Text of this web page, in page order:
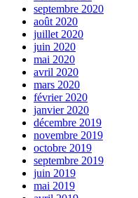
septembre 2020
août 2020
juillet 2020
juin 2020
mai 2020
avril 2020
mars 2020
février 2020
janvier 2020
décembre 2019
novembre 2019
octobre 2019
septembre 2019
juin 2019
mai 2019